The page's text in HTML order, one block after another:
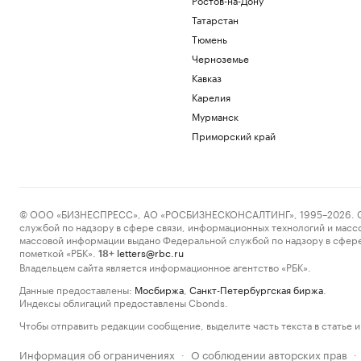
Татарстан
Тюмень
Черноземье
Кавказ
Карелия
Мурманск
Приморский край
© ООО «БИЗНЕСПРЕСС», АО «РОСБИЗНЕСКОНСАЛТИНГ», 1995–2026.
службой по надзору в сфере связи, информационных технологий и
массовой информации выдано Федеральной службой по надзору в
пометкой «РБК».
18+ letters@rbc.ru
Владельцем сайта является информационное агентство «РБК».
Данные предоставлены: Мосбиржа Санкт-Петербургская биржа
Индексы облигаций предоставлены Cbonds.
Чтобы отправить редакции сообщение, выделите часть текста в статье
Информация об ограничениях · О соблюдении авторских прав ·